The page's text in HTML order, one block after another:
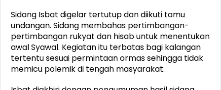
Sidang Isbat digelar tertutup dan diikuti tamu
undangan. Sidang membahas pertimbangan-
pertimbangan rukyat dan hisab untuk menentukan
awal Syawal. Kegiatan itu terbatas bagi kalangan
tertentu sesuai permintaan ormas sehingga tidak
memicu polemik di tengah masyarakat.